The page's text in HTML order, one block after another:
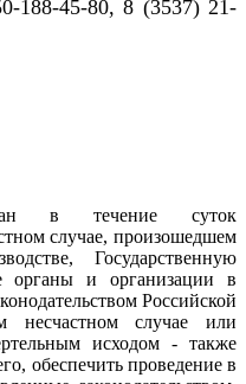
188-45-80, 8 (3537) 21-
в течение суток
случае, произошедшем
Государственную
и организации в
Российской
случае или
исходом - также
обеспечить проведение в